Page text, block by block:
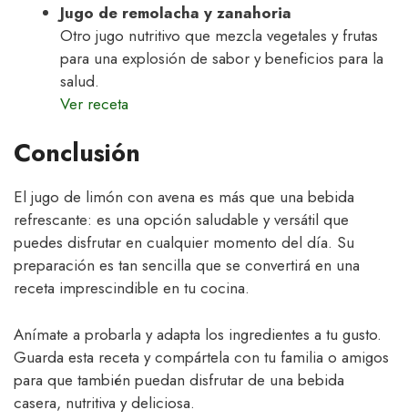
Jugo de remolacha y zanahoria
Otro jugo nutritivo que mezcla vegetales y frutas
para una explosión de sabor y beneficios para la
salud.
Ver receta
Conclusión
El jugo de limón con avena es más que una bebida
refrescante: es una opción saludable y versátil que
puedes disfrutar en cualquier momento del día. Su
preparación es tan sencilla que se convertirá en una
receta imprescindible en tu cocina.
Anímate a probarla y adapta los ingredientes a tu gusto.
Guarda esta receta y compártela con tu familia o amigos
para que también puedan disfrutar de una bebida
casera, nutritiva y deliciosa.